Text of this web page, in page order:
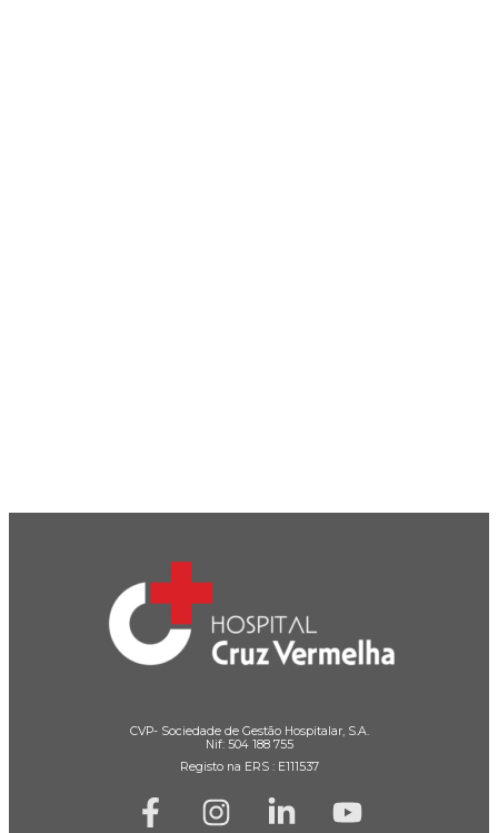
CVP- Sociedade de Gestão Hospitalar, S.A.
Nif: 504 188 755
Registo na ERS : E111537